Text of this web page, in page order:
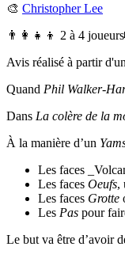
🎨 Christopher Lee
👨‍👩‍👧‍👦 2 à 4 joueurs
Avis réalisé à partir
Quand Phil Walker-
Dans La colère de la
À la manière d’un
Les faces
Les faces Oeufs,
Les faces Grotte
Les Pas pour
Le but va être d’avoir